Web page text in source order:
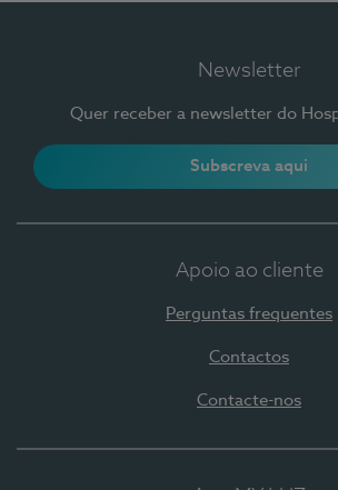
Newsletter
Quer receber a newsletter do
Subscreva aqui
Apoio ao cliente
Perguntas frequentes
Contactos
Contacte-nos